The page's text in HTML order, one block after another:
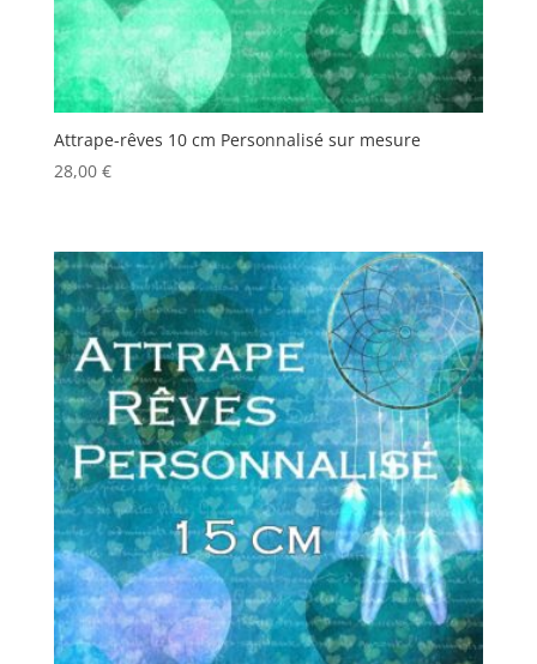
Attrape-rêves 10 cm Personnalisé sur mesure
28,00 €